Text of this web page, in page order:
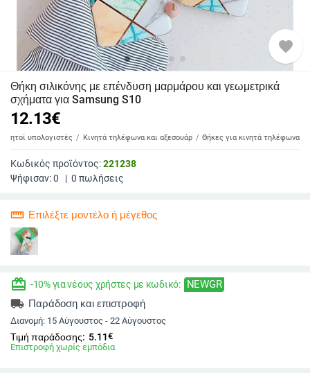
favorite
Θήκη σιλικόνης με επένδυση μαρμάρου και γεωμετρικά
σχήματα για Samsung S10
12.13€
υπολογιστές Κινητά τηλέφωνα και αξεσουάρ Θήκες για κινητά τηλέφωνα
Κωδικός προϊόντος:221238
Ψήφισαν:0 | 0 πωλήσεις
straighten Επιλέξτε μοντέλο ή μέγεθος
redeem -10% για νέους χρήστες με κωδικό: NEWGR
local_shipping Παράδοση και επιστροφή
Διανομή: 15 Αύγουστος - 22 Αύγουστος
Τιμή παράδοσης: 5.11€
Επιστροφή χωρίς εμπόδια